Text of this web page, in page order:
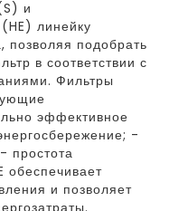
и
линейку
позволяя подобрать
в соответствии с
Фильтры
эффективное
-
простота
обеспечивает
и позволяет